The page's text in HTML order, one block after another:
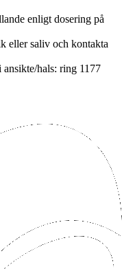
enligt dosering på
eller saliv och kontakta
hals: ring 1177